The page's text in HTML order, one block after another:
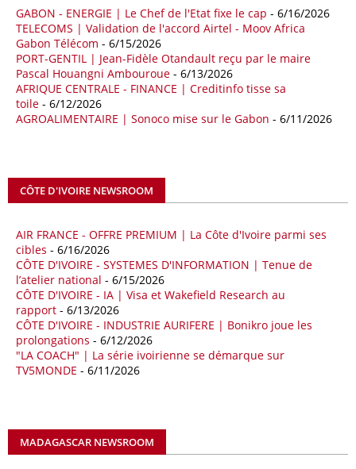
quatre premiers mois de 2025.
09/05/26 ITALIE - LIBYE
Les deux pays veulent accélérer leurs projets gaziers communs, afin
de sécuriser davantage les approvisionnements énergétiques en
Méditerranée, dans un contexte marqué par des tensions
géopolitiques internationales et des perturbations sur le marché
mondial du gaz. Réunis à Rome le jeudi 7 mai, la Première ministre
coopération et les investissements dans le secteur énergétique. Cette
séquence survient alors que Rome cherche à réduire son exposition
18/04/26 ALGERIE - BP
La multinationale BP signe son retour en Algérie où un permis de
prospection d’hydrocarbures dans le bassin oriental lui a été attribué
par l’Agence nationale pour la valorisation des ressources en
hydrocarbures (ALNAFT). L’information rendue publique mercredi 15
avril par l’institution, intervient dans le cadre de sa politique de relance
de l’exploration. Le périmètre concerné se situe dans une zone de
l’est du pays jugée peu explorée malgré son potentiel. BP pourra y
lancer ses premières opérations de prospection sur le terrain portant
18/04/26 OUGANDA - CITIBANK
GABON - ENERGIE | Le Chef de l'Etat fixe le cap - 6/16/2026
TELECOMS | Validation de l'accord Airtel - Moov Africa
Gabon Télécom - 6/15/2026
PORT-GENTIL | Jean-Fidèle Otandault reçu par le maire
Pascal Houangni Ambouroue - 6/13/2026
AFRIQUE CENTRALE - FINANCE | Creditinfo tisse sa
toile - 6/12/2026
AGROALIMENTAIRE | Sonoco mise sur le Gabon - 6/11/2026
CÔTE D'IVOIRE NEWSROOM
AIR FRANCE - OFFRE PREMIUM | La Côte d'Ivoire parmi ses
cibles - 6/16/2026
CÔTE D'IVOIRE - SYSTEMES D'INFORMATION | Tenue de
l’atelier national - 6/15/2026
CÔTE D'IVOIRE - IA | Visa et Wakefield Research au
rapport - 6/13/2026
CÔTE D'IVOIRE - INDUSTRIE AURIFERE | Bonikro joue les
prolongations - 6/12/2026
"LA COACH" | La série ivoirienne se démarque sur
TV5MONDE - 6/11/2026
MADAGASCAR NEWSROOM